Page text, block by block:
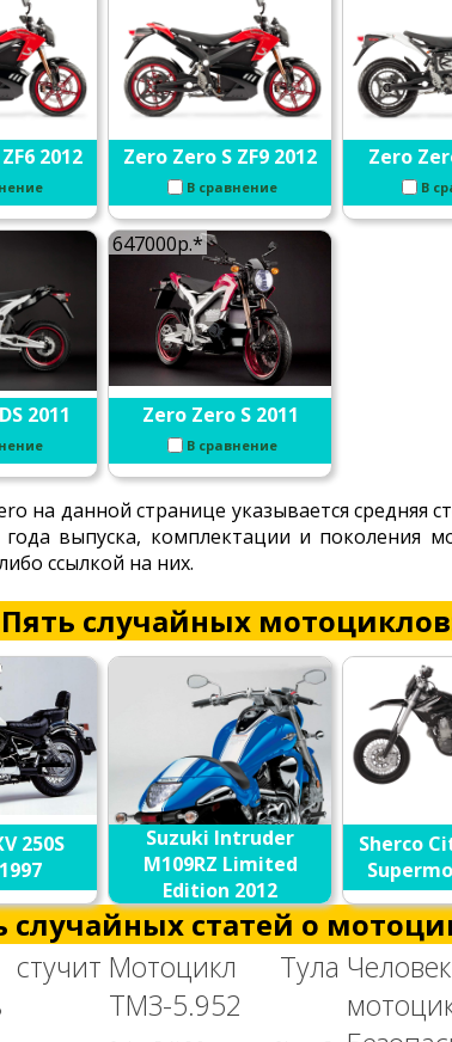
2012 Zero Zero S ZF9 2012
В сравнение
Zero
В
2011
647000р.*
Zero Zero S 2011
В сравнение
на данной странице указывается средняя
выпуска, комплектации и поколения
ссылкой на них.
Пять случайных
250S
Suzuki Intruder
M109RZ Limited
Edition 2012
Sherco
случайных статей о
Мотоцикл Тула
ТМЗ-5.952